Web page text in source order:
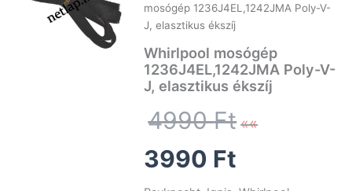
mosógép 1236J4EL,1242JMA Poly-V-
J, elasztikus ékszíj
Whirlpool mosógép
1236J4EL,1242JMA Poly-V-
J, elasztikus ékszíj
4990Ft
Original
3990 Ft